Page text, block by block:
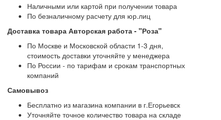
Наличными или картой при получении товара
По безналичному расчету для юр.лиц
Доставка товара Авторская работа - "Роза"
По Москве и Московской области 1-3 дня,
стоимость доставки уточняйте у менеджера
По России - по тарифам и срокам транспортных
компаний
Самовывоз
Бесплатно из магазина компании в г.Егорьевск
Уточняйте точное количество товара на складе